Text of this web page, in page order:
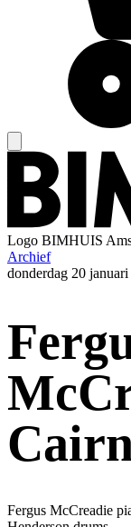
Logo BIMHUIS
Archief
donderdag 20
Fergus McCreadie